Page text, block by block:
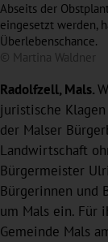
Abseits der
eingesetzt werden,
Überlebenschance.
© Martina Waldner
Radolfzell, Mals.
juristische
der Malser
Landwirtschaft
Bürgermeister
Bürgerinnen und
um Mals ein. Für
Gemeinde Mals